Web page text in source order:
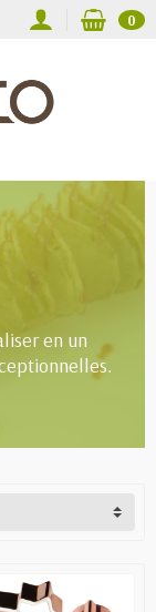
0
en un